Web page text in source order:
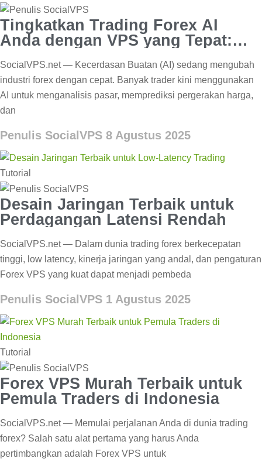
Tingkatkan Trading Forex AI
Anda dengan VPS yang Tepat:
SocialVPS.net — Kecerdasan Buatan (AI) sedang mengubah
industri forex dengan cepat. Banyak trader kini menggunakan
AI untuk menganalisis pasar, memprediksi pergerakan harga,
dan
Penulis SocialVPS 8 Agustus 2025
Tutorial
Desain Jaringan Terbaik untuk
Perdagangan Latensi Rendah
SocialVPS.net — Dalam dunia trading forex berkecepatan
tinggi, low latency, kinerja jaringan yang andal, dan pengaturan
Forex VPS yang kuat dapat menjadi pembeda
Penulis SocialVPS 1 Agustus 2025
Tutorial
Forex VPS Murah Terbaik untuk
Pemula Traders di Indonesia
SocialVPS.net — Memulai perjalanan Anda di dunia trading
forex? Salah satu alat pertama yang harus Anda
pertimbangkan adalah Forex VPS untuk